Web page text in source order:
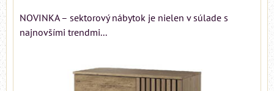
NOVINKA – sektorový nábytok je nielen v súlade s
najnovšími trendmi...